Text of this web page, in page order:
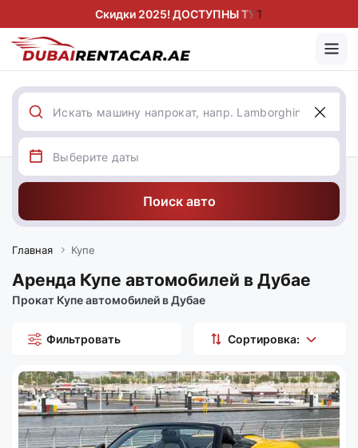
Скидки 2025! ДОСТУПНЫ ТУТ
Поиск авто
Главная Купе
Аренда Купе автомобилей в Дубае
Прокат Купе автомобилей в Дубае
Фильтровать Сортировка: